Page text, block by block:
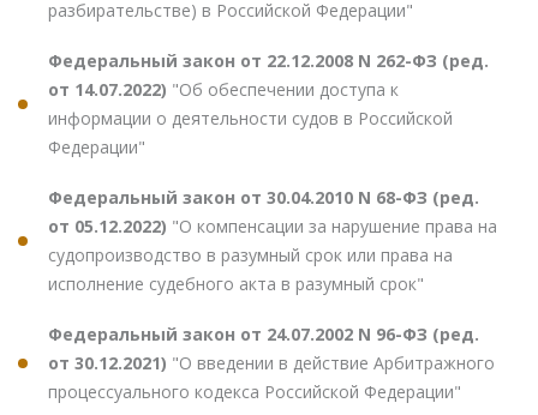
разбирательстве) в Российской Федерации"
Федеральный закон от 22.12.2008 N 262-ФЗ (ред.
от 14.07.2022) "Об обеспечении доступа к
информации о деятельности судов в Российской
Федерации"
Федеральный закон от 30.04.2010 N 68-ФЗ (ред.
от 05.12.2022) "О компенсации за нарушение права на
судопроизводство в разумный срок или права на
исполнение судебного акта в разумный срок"
Федеральный закон от 24.07.2002 N 96-ФЗ (ред.
от 30.12.2021) "О введении в действие Арбитражного
процессуального кодекса Российской Федерации"